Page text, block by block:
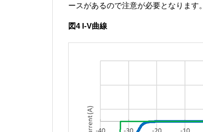
ースがあるので注意が必要となります。
図4 I-V曲線